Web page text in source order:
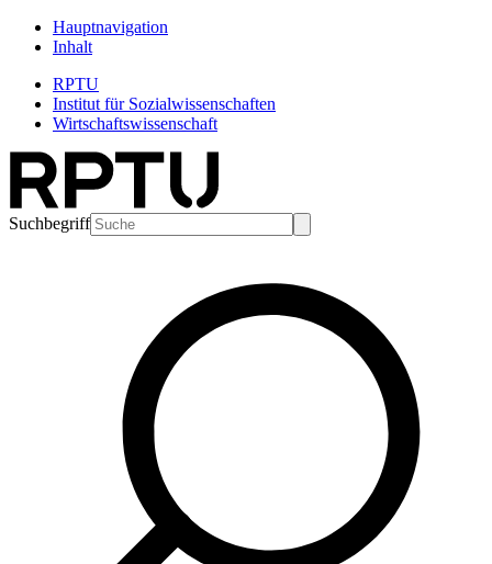
Hauptnavigation
Inhalt
RPTU
Institut für Sozialwissenschaften
Wirtschaftswissenschaft
Suchbegriff